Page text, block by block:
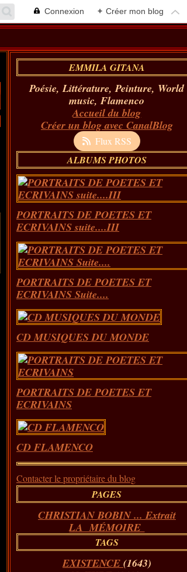
Connexion + Créer mon blog
EMMILA GITANA
Poésie, Littérature, Peinture, World
music, Flamenco
Accueil du blog
Créer un blog avec CanalBlog
Flux RSS
ALBUMS PHOTOS
PORTRAITS DE POETES ET
ECRIVAINS suite....III
PORTRAITS DE POETES ET
ECRIVAINS Suite....
CD MUSIQUES DU MONDE
PORTRAITS DE POETES ET
ECRIVAINS
CD FLAMENCO
Contacter le propriétaire du blog
PAGES
CHRISTIAN BOBIN ... Extrait
LA MÉMOIRE
TAGS
EXISTENCE (1643)